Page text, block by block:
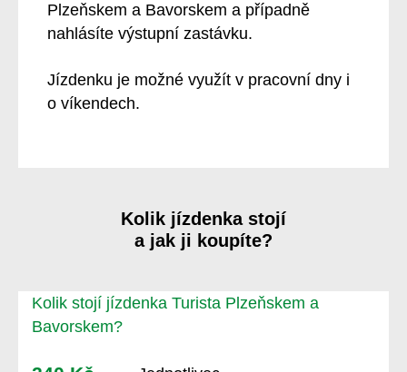
Plzeňskem a Bavorskem a případně
nahlásíte výstupní zastávku.
Jízdenku je možné využít v pracovní dny i
o víkendech.
Kolik jízdenka stojí
a jak ji koupíte?
Kolik stojí jízdenka Turista Plzeňskem a
Bavorskem?